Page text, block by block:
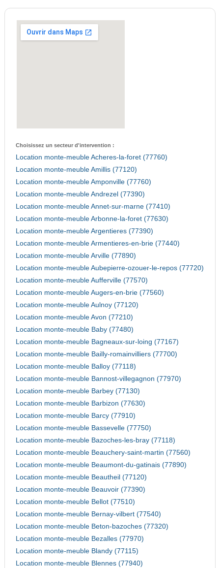
Choisissez un secteur d'intervention :
Location monte-meuble Acheres-la-foret (77760)
Location monte-meuble Amillis (77120)
Location monte-meuble Amponville (77760)
Location monte-meuble Andrezel (77390)
Location monte-meuble Annet-sur-marne (77410)
Location monte-meuble Arbonne-la-foret (77630)
Location monte-meuble Argentieres (77390)
Location monte-meuble Armentieres-en-brie (77440)
Location monte-meuble Arville (77890)
Location monte-meuble Aubepierre-ozouer-le-repos (77720)
Location monte-meuble Aufferville (77570)
Location monte-meuble Augers-en-brie (77560)
Location monte-meuble Aulnoy (77120)
Location monte-meuble Avon (77210)
Location monte-meuble Baby (77480)
Location monte-meuble Bagneaux-sur-loing (77167)
Location monte-meuble Bailly-romainvilliers (77700)
Location monte-meuble Balloy (77118)
Location monte-meuble Bannost-villegagnon (77970)
Location monte-meuble Barbey (77130)
Location monte-meuble Barbizon (77630)
Location monte-meuble Barcy (77910)
Location monte-meuble Bassevelle (77750)
Location monte-meuble Bazoches-les-bray (77118)
Location monte-meuble Beauchery-saint-martin (77560)
Location monte-meuble Beaumont-du-gatinais (77890)
Location monte-meuble Beautheil (77120)
Location monte-meuble Beauvoir (77390)
Location monte-meuble Bellot (77510)
Location monte-meuble Bernay-vilbert (77540)
Location monte-meuble Beton-bazoches (77320)
Location monte-meuble Bezalles (77970)
Location monte-meuble Blandy (77115)
Location monte-meuble Blennes (77940)